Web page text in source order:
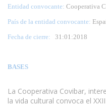
Entidad convocante: Cooperativa
País de la entidad convocante:
Fecha de cierre: 31 :01:2018
BASES
La Cooperativa Covibar,
la vida cultural convoca el